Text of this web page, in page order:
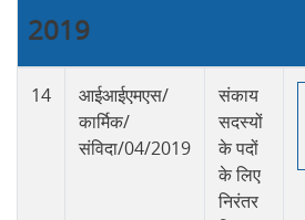
2019
14
आईआईएमएस/
कार्मिक/
संविदा/04/2019
संकाय
सदस्यों
के पदों
के लिए
निरंतर